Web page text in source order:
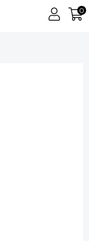
0